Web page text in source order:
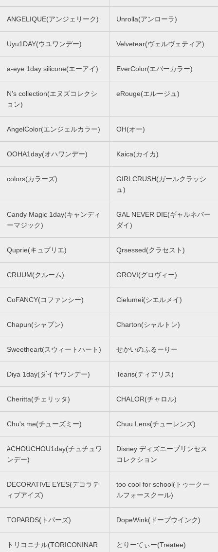
ANGELIQUE(アンジェリーク) Unrolla(アンローラ)
Uyu1DAY(ウユワンデー) Velvetear(ヴェルヴェティア)
a-eye 1day silicone(エーアイ) EverColor(エバーカラー)
N’s collection(エヌズコレクシ
ョン)
eRouge(エルージュ)
AngelColor(エンジェルカラー) OH(オー)
OOHA1day(オハワンデー) Kaica(カイカ)
colors(カラーズ)
GIRLCRUSH(ガールクラッシ
ュ)
Candy Magic 1day(キャンディ
ーマジック)
GAL NEVER DIE(ギャルネバー
ダイ)
Quprie(キュプリエ) Qrsessed(クラセスト)
CRUUM(クルーム) GROVI(グロヴィー)
CoFANCY(コファンシー) Cielumei(シエルメイ)
Chapun(シャプン) Charton(シャルトン)
Sweetheart(スウィートハート) せかいのふるーりー
Diya 1day(ダイヤワンデー) Tearis(ティアリス)
Cheritta(チェリッタ) CHALOR(チャロル)
Chu's me(チューズミー) Chuu Lens(チューレンズ)
#CHOUCHOU1day(チュチュワ
ンデー)
Disney ディズニープリンセス
コレクション
DECORATIVE EYES(デコラテ
ィブアイズ)
too cool for school(トゥークー
ルフォースクール)
TOPARDS(トパーズ) DopeWink(ドープウインク)
トリコニナル(TORICONINAR
とりーてぃー(Treatee)